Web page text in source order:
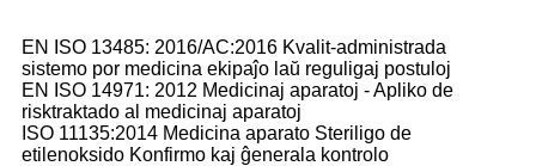
EN ISO 13485: 2016/AC:2016 Kvalit-administrada
sistemo por medicina ekipaĵo laŭ reguligaj postuloj
EN ISO 14971: 2012 Medicinaj aparatoj - Apliko de
risktraktado al medicinaj aparatoj
ISO 11135:2014 Medicina aparato Steriligo de
etilenoksido Konfirmo kaj ĝenerala kontrolo